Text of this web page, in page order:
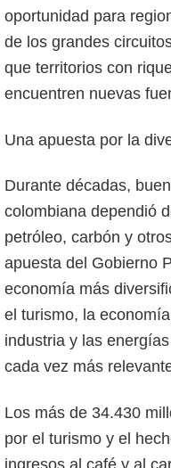
oportunidad para
de los grandes
que territorios con
encuentren nuevas
Una apuesta por la
Durante décadas,
colombiana dependió
petróleo, carbón y
apuesta del Gobierno
economía más
el turismo, la
industria y las
cada vez más
Los más de 34.430
por el turismo y el